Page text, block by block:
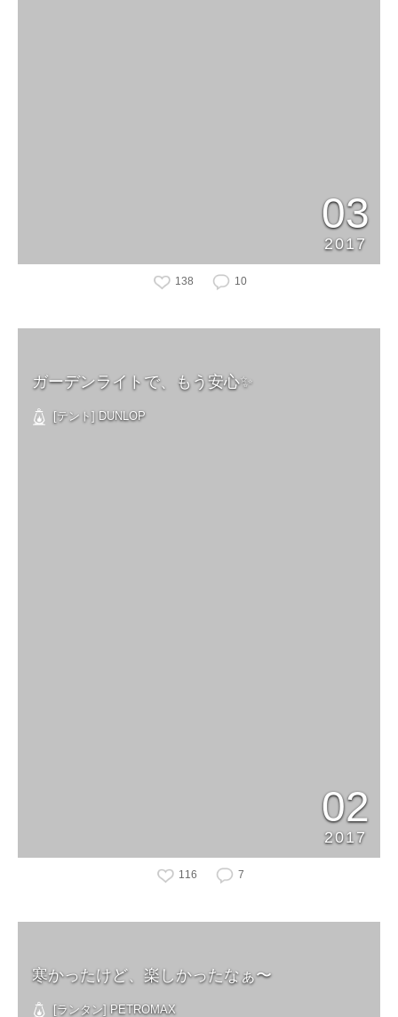
03
2017
138 10
ガーデンライトで、もう安心✨
[テント] DUNLOP
02
2017
116 7
寒かったけど、楽しかったなぁ〜
[ランタン] PETROMAX